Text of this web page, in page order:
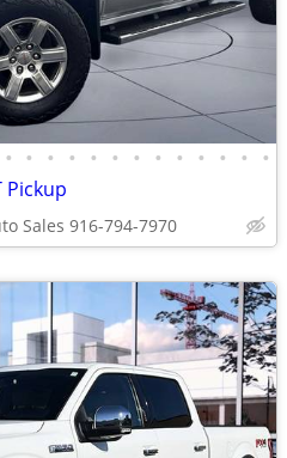
• • • • • • • • • • • • •
Pickup
Sales 916-794-7970